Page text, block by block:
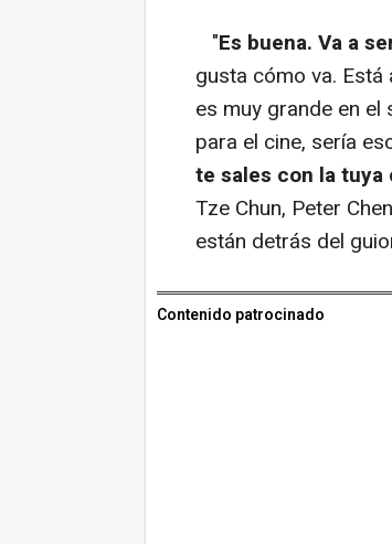
"Es buena. Va a
gusta cómo va. Está
es muy grande en
para el cine, sería
te sales con la
Tze Chun, Peter
están detrás del
Contenido patrocinado